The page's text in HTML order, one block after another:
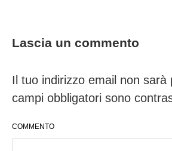
Lascia un commento
Il tuo indirizzo email non sarà
campi obbligatori sono
COMMENTO